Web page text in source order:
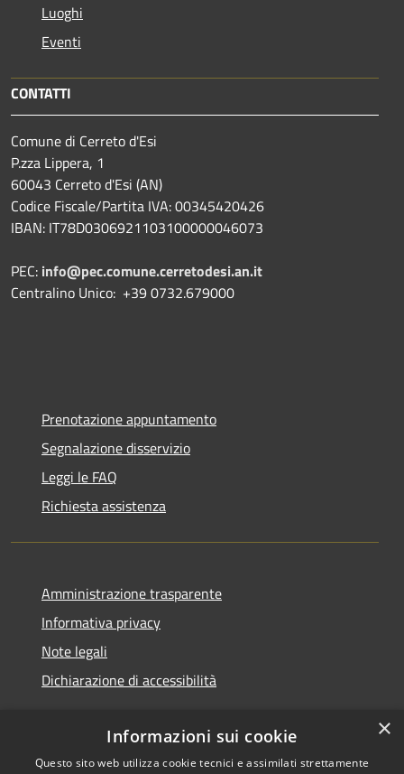
Luoghi
Eventi
CONTATTI
Comune di Cerreto d'Esi
P.zza Lippera, 1
60043 Cerreto d'Esi (AN)
Codice Fiscale/Partita IVA: 00345420426
IBAN: IT78D0306921103100000046073
PEC: info@pec.comune.cerretodesi.an.it
Centralino Unico: +39 0732.679000
Prenotazione appuntamento
Segnalazione disservizio
Leggi le FAQ
Richiesta assistenza
Amministrazione trasparente
Informativa privacy
Note legali
Dichiarazione di accessibilità
×
Informazioni sui cookie
Questo sito web utilizza cookie tecnici e assimilati strettamente